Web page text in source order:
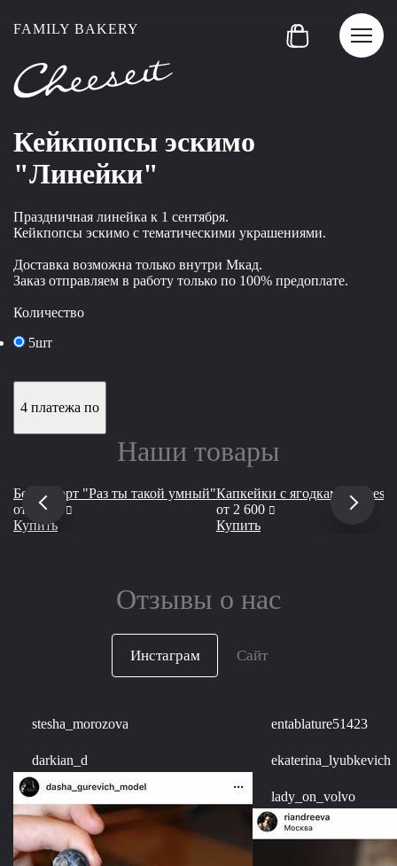
FAMILY BAKERY
Кейкпопсы эскимо
"Линейки"
Праздничная линейка к 1 сентября.
Кейкпопсы эскимо с тематическими украшениями.
Доставка возможна только внутри Мкад.
Заказ отправляем в работу только по 100% предоплате.
Количество
5шт
4 платежа по
Наши товары
Бенто торт "Раз ты такой умный"
от
1 900
руб
Купить
Капкейки с ягодками
от 2 600 руб
Купить
Отзывы о нас
Инстаграм Сайт
stesha_morozova
darkian_d
entablature51423
ekaterina_lyubkevich
lady_on_volvo